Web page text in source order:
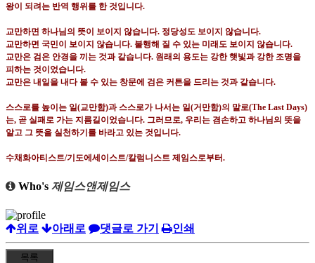
왕이 되려는 반역 행위를 한 것입니다.
교만하면 하나님의 뜻이 보이지 않습니다. 정당성도 보이지 않습니다.
교만하면 국민이 보이지 않습니다. 불행해 질 수 있는 미래도 보이지 않습니다.
교만은 검은 안경을 끼는 것과 같습니다. 원래의 용도는 강한 햇빛과 강한 조명을
피하는 것이었습니다.
교만은 내일을 내다 볼 수 있는 창문에 검은 커튼을 드리는 것과 같습니다.
스스로를 높이는 일(교만함)과 스스로가 나서는 일(거만함)의 말로(The Last Days)
는, 곧 실패로 가는 지름길이었습니다. 그러므로, 우리는 겸손하고 하나님의 뜻을
알고 그 뜻을 실천하기를 바라고 있는 것입니다.
수채화아티스트/기도에세이스트/칼럼니스트 제임스로부터.
Who's 제임스앤제임스
위로 아래로 댓글로 가기 인쇄
목록